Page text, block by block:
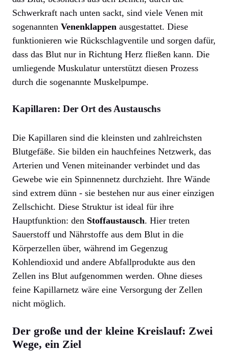
Schwerkraft nach unten sackt, sind viele Venen mit
sogenannten Venenklappen ausgestattet. Diese
funktionieren wie Rückschlagventile und sorgen dafür,
dass das Blut nur in Richtung Herz fließen kann. Die
umliegende Muskulatur unterstützt diesen Prozess
durch die sogenannte Muskelpumpe.
Kapillaren: Der Ort des Austauschs
Die Kapillaren sind die kleinsten und zahlreichsten
Blutgefäße. Sie bilden ein hauchfeines Netzwerk, das
Arterien und Venen miteinander verbindet und das
Gewebe wie ein Spinnennetz durchzieht. Ihre Wände
sind extrem dünn - sie bestehen nur aus einer einzigen
Zellschicht. Diese Struktur ist ideal für ihre
Hauptfunktion: den Stoffaustausch. Hier treten
Sauerstoff und Nährstoffe aus dem Blut in die
Körperzellen über, während im Gegenzug
Kohlendioxid und andere Abfallprodukte aus den
Zellen ins Blut aufgenommen werden. Ohne dieses
feine Kapillarnetz wäre eine Versorgung der Zellen
nicht möglich.
Der große und der kleine Kreislauf: Zwei
Wege, ein Ziel